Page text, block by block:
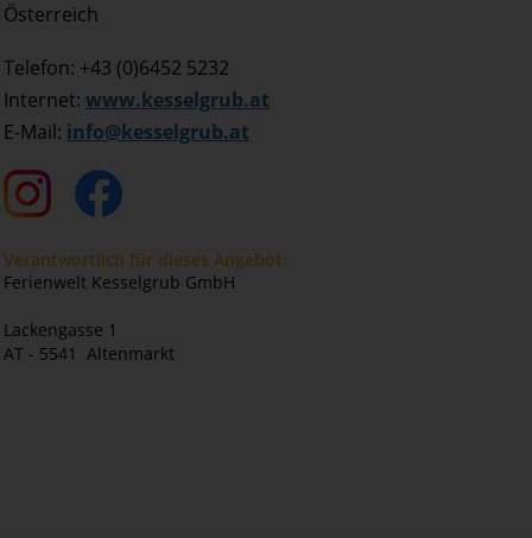
Österreich
Telefon: +43 (0)6452 5232
Internet: www.kesselgrub.at
E-Mail: info@kesselgrub.at
Verantwortlich für dieses Angebot:
Ferienwelt Kesselgrub GmbH
Lackengasse 1
AT - 5541 Altenmarkt